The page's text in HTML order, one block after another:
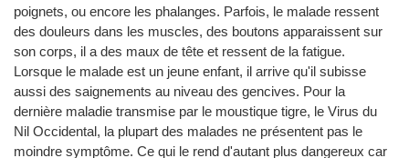
poignets, ou encore les phalanges. Parfois, le malade ressent
des douleurs dans les muscles, des boutons apparaissent sur
son corps, il a des maux de tête et ressent de la fatigue.
Lorsque le malade est un jeune enfant, il arrive qu'il subisse
aussi des saignements au niveau des gencives. Pour la
dernière maladie transmise par le moustique tigre, le Virus du
Nil Occidental, la plupart des malades ne présentent pas le
moindre symptôme. Ce qui le rend d'autant plus dangereux car